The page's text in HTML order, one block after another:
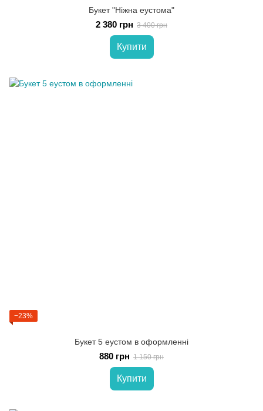
Букет "Ніжна еустома"
2 380 грн 3 400 грн
Купити
−23%
Букет 5 еустом в оформленні
880 грн 1 150 грн
Купити